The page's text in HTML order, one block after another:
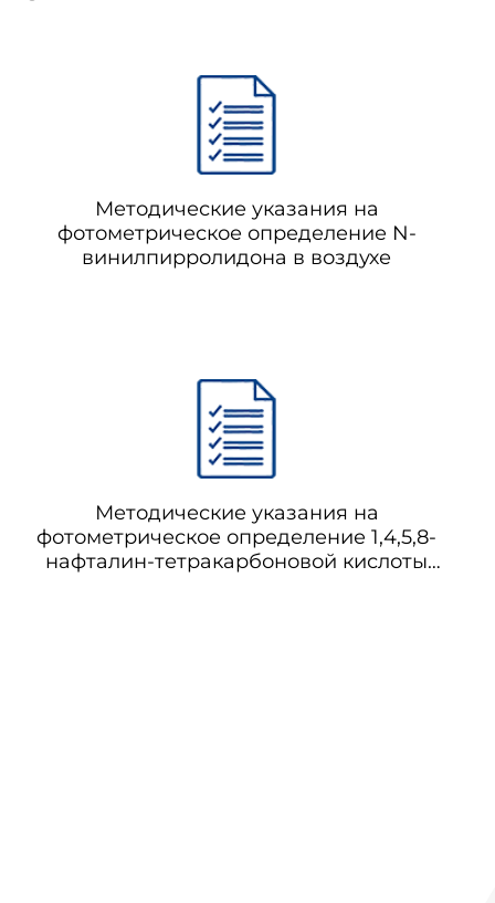
Методические указания на
фотометрическое определение N-
винилпирролидона в воздухе
Методические указания на
фотометрическое определение 1,4,5,8-
нафталин-тетракарбоновой кислоты